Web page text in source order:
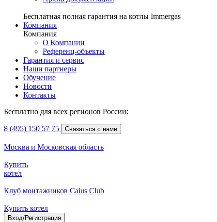
Бесплатная полная гарантия на котлы Immergas
Компания
Компания
О Компании
Референц-объекты
Гарантия и сервис
Наши партнеры
Обучение
Новости
Контакты
Бесплатно для всех регионов России:
8 (495) 150 57 75 Связаться с нами
Москва и Московская область
Купить
котел
Клуб монтажников Caius Club
Купить котел
Вход/Регистрация